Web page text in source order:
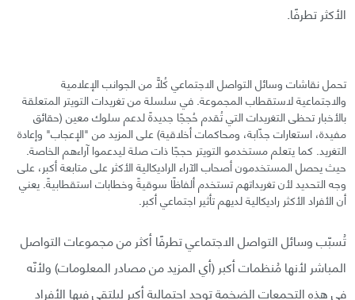
الأكثر تطرفًا.
تحمل نقاشات وسائل التواصل الاجتماعي كُلًّا من الجوانب الإعلامية
والاجتماعية لاستقطاب المجموعة. في سلسلة من تغريدات التويتر المتعلقة
بالأخبار تحظى التغريدات التي تُقدم حُججًا جديدةً لدعم سلوك معين (حقائق
مفيدة، استعارات جذّابة، ومحاكمات أخلاقية) على المزيد من "الإعجاب" وإعادة
التغريد. كما يتعلم مستخدمو التويتر حججًا ذات صلة ليدعموا آراءهم الخاصة.
حيث يحصل المستخدمون أصحاب الآراء الراديكالية الأكثر على متابعة أكبر، على
وجه التحديد لأن تغريداتهم تستخدم ألفاظًا سوقيةً وخطابات استقطابيةً. يعني
أن الأفراد الأكثر راديكالية لديهم تأثير اجتماعي أكبر.
تُسبّب وسائل التواصل الاجتماعي تطرفًا أكثر من مجموعات التواصل
المباشر لأنها مُنظمات أكبر (أي المزيد من مصادر المعلومات) ولأنّه
في هذه التجمعات الضخمة توجد احتمالية أكبر ليلتقي فيها الأفراد